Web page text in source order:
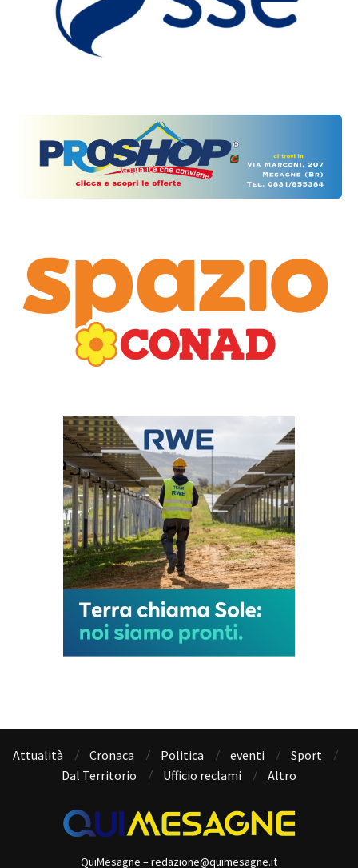
Attualità Cronaca Politica eventi
Sport
Dal Territorio
Ufficio reclami Altro
QuiMesagne – redazione@quimesagne.it